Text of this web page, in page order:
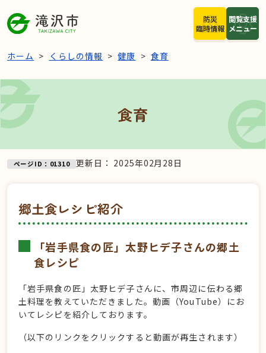
閲覧支援
メニュー
防災
臨時情報
ホーム くらしの情報 健康 食育
食育
ページID：01310 更新日： 2025年02月28日
郷土食レシピ紹介
「岩手県食の匠」太野ヒデ子さんの郷土
食レシピ
「岩手県食の匠」太野ヒデ子さんに、市周辺に伝わる郷
土料理を教えていただきました。動画（YouTube）にお
いてレシピを紹介しております。
（以下のリンクをクリックすると動画が再生されます）